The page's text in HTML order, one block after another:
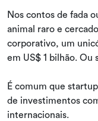
Nos contos de fada
animal raro e
corporativo, um
em US$ 1 bilhão. Ou
É comum que
de investimentos
internacionais.